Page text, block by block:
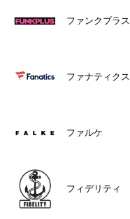
ファンクプラス
ファナティクス
ファルケ
フィデリティ